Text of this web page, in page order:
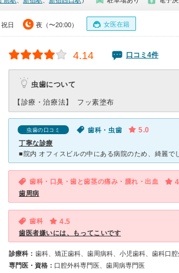
日 夜（〜20:00） 女医在籍
4.14 口コミ4件
虫歯について
【診療・治療法】 フッ素塗布
虫歯の口コミ 歯科・虫歯 5.0
丁寧な診療
歯科・口臭・歯と歯茎の痛み・腫れ・出血
歯周病
歯科 4.5
歯医者嫌いには、もってこいです
診療科： 歯科、矯正歯科、歯周病科、小児歯科、歯科口腔
専門医・資格： 口腔外科専門医、歯周病専門医